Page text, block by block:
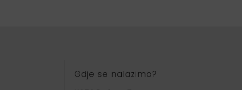
Gdje se nalazimo?